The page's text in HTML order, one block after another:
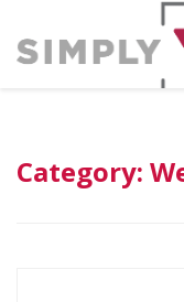
Category: